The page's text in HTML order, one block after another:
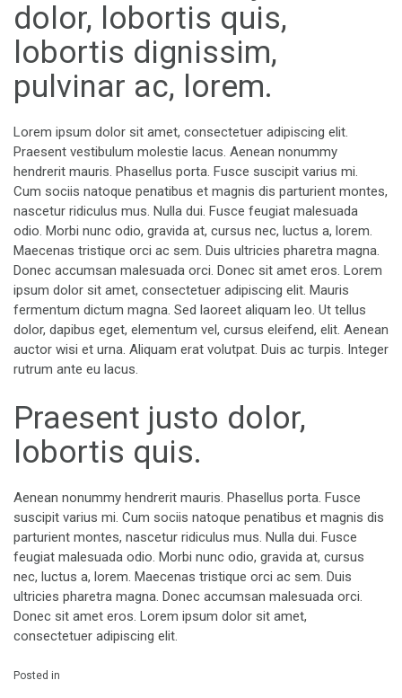
dolor, lobortis quis,
lobortis dignissim,
pulvinar ac, lorem.
Lorem ipsum dolor sit amet, consectetuer adipiscing elit.
Praesent vestibulum molestie lacus. Aenean nonummy
hendrerit mauris. Phasellus porta. Fusce suscipit varius mi.
Cum sociis natoque penatibus et magnis dis parturient montes,
nascetur ridiculus mus. Nulla dui. Fusce feugiat malesuada
odio. Morbi nunc odio, gravida at, cursus nec, luctus a, lorem.
Maecenas tristique orci ac sem. Duis ultricies pharetra magna.
Donec accumsan malesuada orci. Donec sit amet eros. Lorem
ipsum dolor sit amet, consectetuer adipiscing elit. Mauris
fermentum dictum magna. Sed laoreet aliquam leo. Ut tellus
dolor, dapibus eget, elementum vel, cursus eleifend, elit. Aenean
auctor wisi et urna. Aliquam erat volutpat. Duis ac turpis. Integer
rutrum ante eu lacus.
Praesent justo dolor,
lobortis quis.
Aenean nonummy hendrerit mauris. Phasellus porta. Fusce
suscipit varius mi. Cum sociis natoque penatibus et magnis dis
parturient montes, nascetur ridiculus mus. Nulla dui. Fusce
feugiat malesuada odio. Morbi nunc odio, gravida at, cursus
nec, luctus a, lorem. Maecenas tristique orci ac sem. Duis
ultricies pharetra magna. Donec accumsan malesuada orci.
Donec sit amet eros. Lorem ipsum dolor sit amet,
consectetuer adipiscing elit.
Posted in